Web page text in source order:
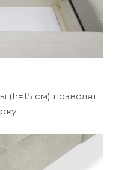
(h=15 см) позволят